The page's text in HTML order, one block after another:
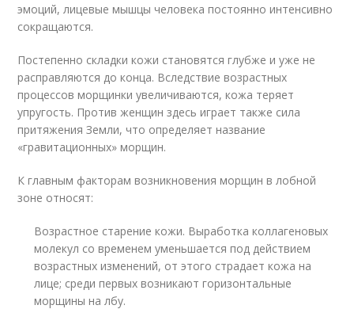
эмоций, лицевые мышцы человека постоянно интенсивно
сокращаются.
Постепенно складки кожи становятся глубже и уже не
расправляются до конца. Вследствие возрастных
процессов морщинки увеличиваются, кожа теряет
упругость. Против женщин здесь играет также сила
притяжения Земли, что определяет название
«гравитационных» морщин.
К главным факторам возникновения морщин в лобной
зоне относят:
Возрастное старение кожи. Выработка коллагеновых
молекул со временем уменьшается под действием
возрастных изменений, от этого страдает кожа на
лице; среди первых возникают горизонтальные
морщины на лбу.